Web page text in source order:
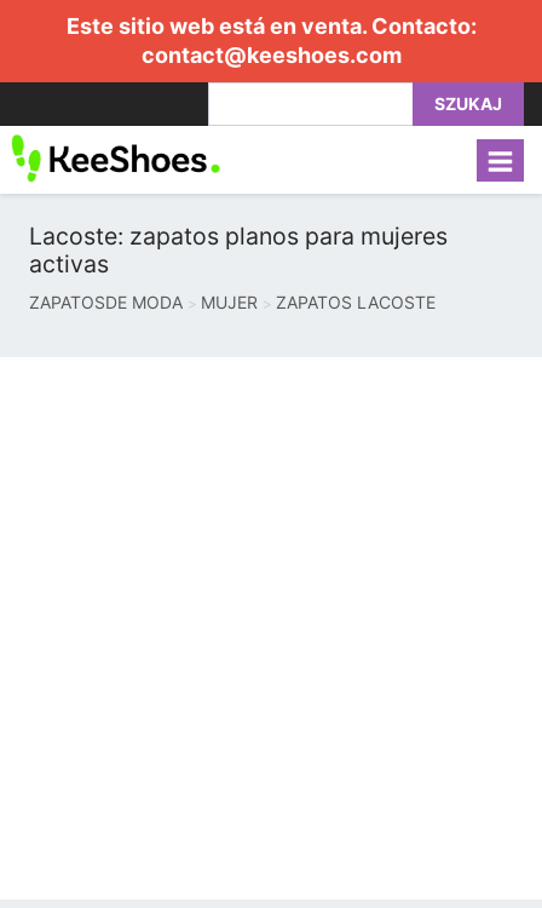
Este sitio web está en venta. Contacto:
contact@keeshoes.com
SZUKAJ
Lacoste: zapatos planos para mujeres
activas
ZAPATOSDE MODA MUJER ZAPATOS LACOSTE